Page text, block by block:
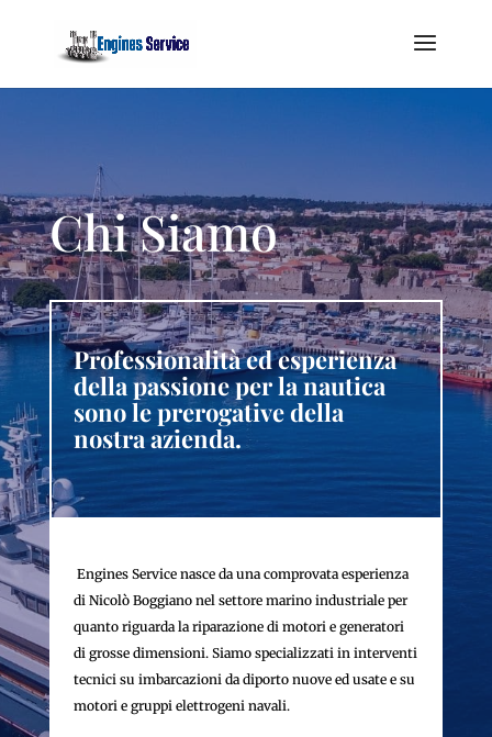
Chi Siamo
Professionalità ed esperienza
della passione per la nautica
sono le prerogative della
nostra azienda.
Engines Service nasce da una comprovata esperienza
di Nicolò Boggiano nel settore marino industriale per
quanto riguarda la riparazione di motori e generatori
di grosse dimensioni. Siamo specializzati in interventi
tecnici su imbarcazioni da diporto nuove ed usate e su
motori e gruppi elettrogeni navali.